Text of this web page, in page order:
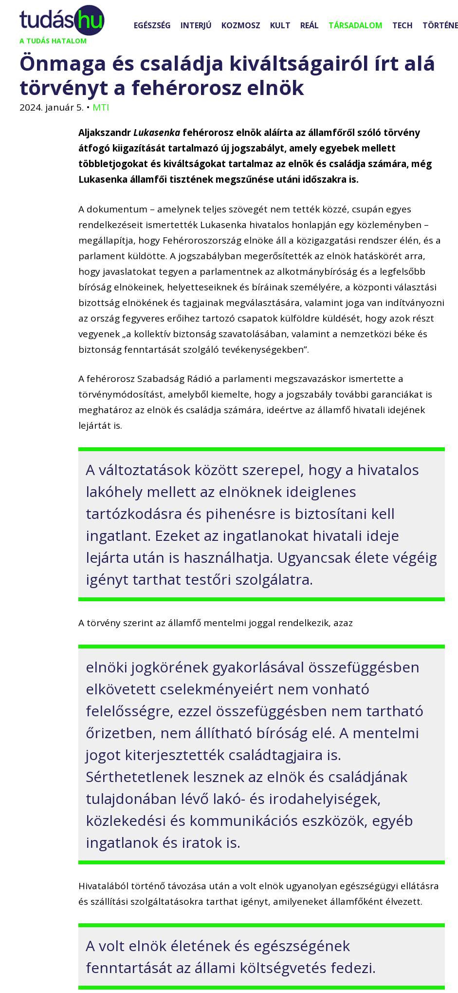
Kilépés
tartalomba
A TUDÁS HATALOM
EGÉSZSÉG INTERJÚ KOZMOSZ KULT REÁL TÁRSADALOM TECH
Önmaga és családja kiváltságairól írt alá
törvényt a fehérorosz elnök
2024. január 5. • MTI
AljakszandrLukasenka fehérorosz elnök aláírta az államfőről szóló törvény
átfogó kiigazítását tartalmazó új jogszabályt, amely egyebek mellett
többletjogokat és kiváltságokat tartalmaz az elnök és családja számára, még
Lukasenka államfői tisztének megszűnése utáni időszakra is.
A dokumentum – amelynek teljes szövegét nem tették közzé, csupán egyes
rendelkezéseit ismertették Lukasenka hivatalos honlapján egy közleményben –
megállapítja, hogy Fehéroroszország elnöke áll a közigazgatási rendszer élén, és a
parlament küldötte. A jogszabályban megerősítették az elnök hatáskörét arra,
hogy javaslatokat tegyen a parlamentnek az alkotmánybíróság és a legfelsőbb
bíróság elnökeinek, helyetteseiknek és bíráinak személyére, a központi választási
bizottság elnökének és tagjainak megválasztására, valamint joga van indítványozni
az ország fegyveres erőihez tartozó csapatok külföldre küldését, hogy azok részt
vegyenek „a kollektív biztonság szavatolásában, valamint a nemzetközi béke és
biztonság fenntartását szolgáló tevékenységekben”.
A fehérorosz Szabadság Rádió a parlamenti megszavazáskor ismertette a
törvénymódosítást, amelyből kiemelte, hogy a jogszabály további garanciákat is
meghatároz az elnök és családja számára, ideértve az államfő hivatali idejének
lejártát is.
A változtatások között szerepel, hogy a hivatalos
lakóhely mellett az elnöknek ideiglenes
tartózkodásra és pihenésre is biztosítani kell
ingatlant. Ezeket az ingatlanokat hivatali ideje
lejárta után is használhatja. Ugyancsak élete végéig
igényt tarthat testőri szolgálatra.
A törvény szerint az államfő mentelmi joggal rendelkezik, azaz
elnöki jogkörének gyakorlásával összefüggésben
elkövetett cselekményeiért nem vonható
felelősségre, ezzel összefüggésben nem tartható
őrizetben, nem állítható bíróság elé. A mentelmi
jogot kiterjesztették családtagjaira is.
Sérthetetlenek lesznek az elnök és családjának
tulajdonában lévő lakó- és irodahelyiségek,
közlekedési és kommunikációs eszközök, egyéb
ingatlanok és iratok is.
Hivatalából történő távozása után a volt elnök ugyanolyan egészségügyi ellátásra
és szállítási szolgáltatásokra tarthat igényt, amilyeneket államfőként élvezett.
A volt elnök életének és egészségének
fenntartását az állami költségvetés fedezi.